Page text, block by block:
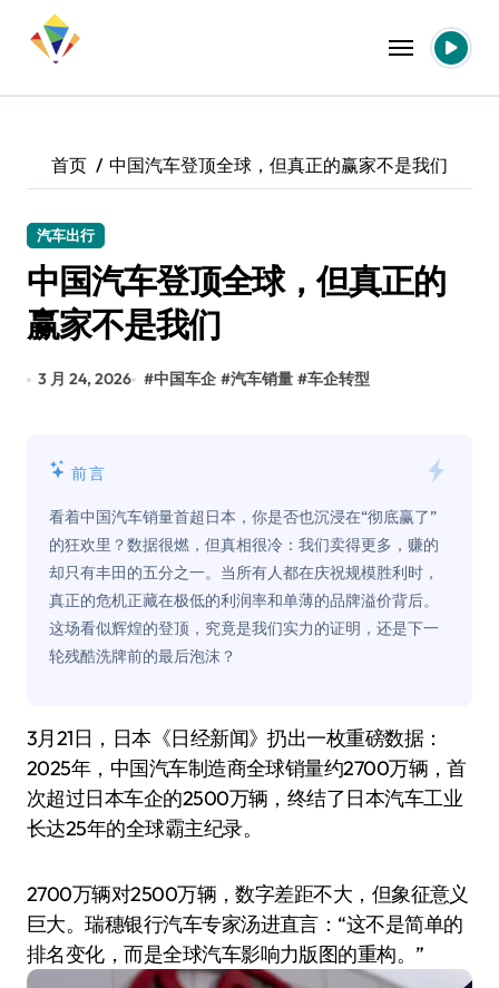
首页 中国汽车登顶全球，但真正的赢家不是我们
汽车出行
中国汽车登顶全球，但真正的
赢家不是我们
3 月 24, 2026 #中国车企 #汽车销量 #车企转型
前言
看着中国汽车销量首超日本，你是否也沉浸在“彻底赢了”
的狂欢里？数据很燃，但真相很冷：我们卖得更多，赚的
却只有丰田的五分之一。当所有人都在庆祝规模胜利时，
真正的危机正藏在极低的利润率和单薄的品牌溢价背后。
这场看似辉煌的登顶，究竟是我们实力的证明，还是下一
轮残酷洗牌前的最后泡沫？
3月21日，日本《日经新闻》扔出一枚重磅数据：
2025年，中国汽车制造商全球销量约2700万辆，首
次超过日本车企的2500万辆，终结了日本汽车工业
长达25年的全球霸主纪录。
2700万辆对2500万辆，数字差距不大，但象征意义
巨大。瑞穗银行汽车专家汤进直言：“这不是简单的
排名变化，而是全球汽车影响力版图的重构。”